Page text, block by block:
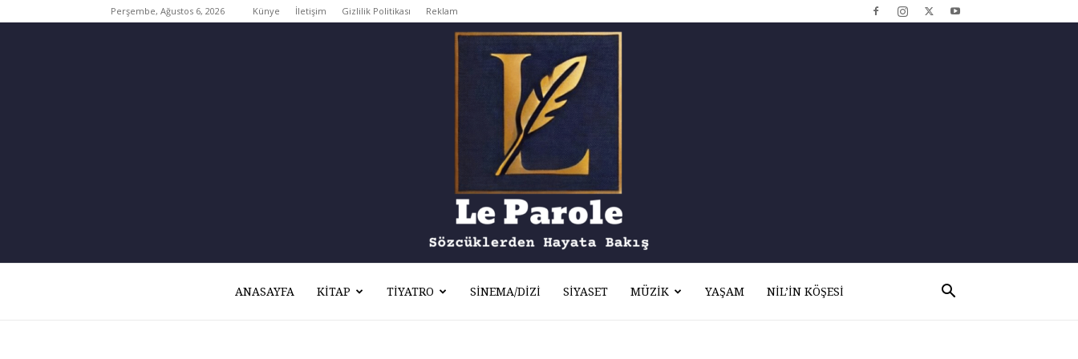
Perşembe, Ağustos 6, 2026 Künye İletişim Gizlilik Politikası Reklam
ANASAYFA KITAP TIYATRO SINEMA/DIZI SIYASET MÜZIK YAŞAM NIL’IN KÖŞESI